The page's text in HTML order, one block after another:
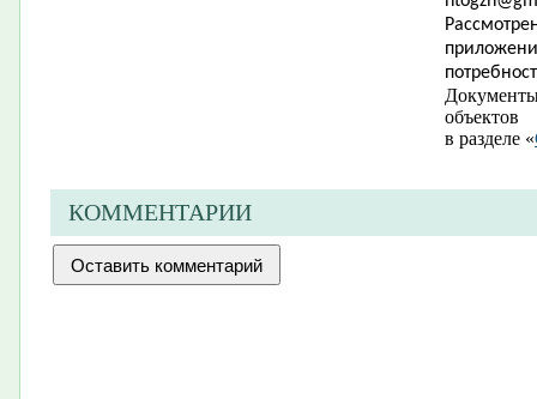
объектов
в разделе ​«
КОММЕНТАРИИ